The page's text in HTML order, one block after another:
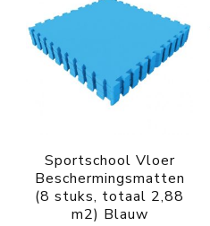
Sportschool Vloer
Beschermingsmatten
(8 stuks, totaal 2,88
m2) Blauw